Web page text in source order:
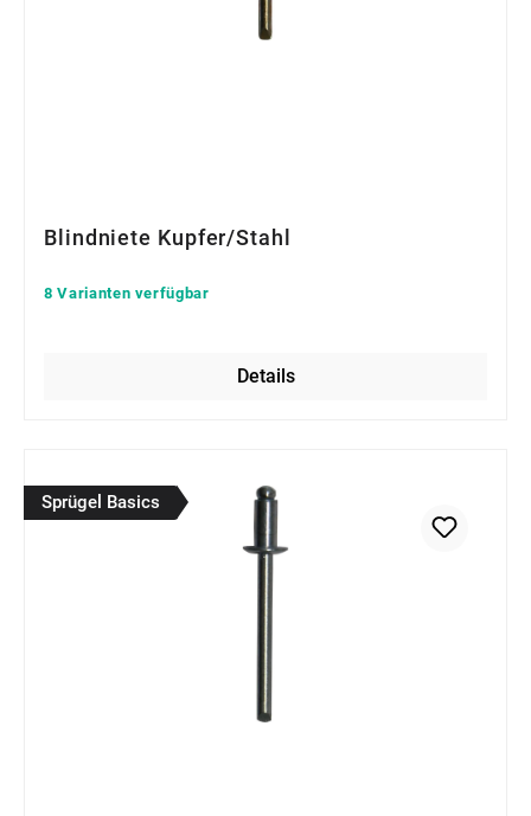
Blindniete Kupfer/Stahl
8 Varianten verfügbar
Details
Sprügel Basics